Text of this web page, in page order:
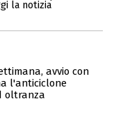
la notizia
avvio con
l'anticiclone
oltranza